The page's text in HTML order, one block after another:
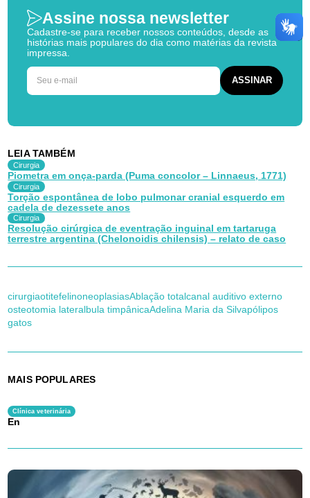
Assine nossa newsletter
Cadastre-se para receber nossos conteúdos, desde as
histórias mais populares do dia como matérias da revista
impressa.
LEIA TAMBÉM
Cirurgia
Piometra em onça-parda (Puma concolor – Linnaeus, 1771)
Cirurgia
Torção espontânea de lobo pulmonar cranial esquerdo em
cadela de dezessete anos
Cirurgia
Resolução cirúrgica de eventração inguinal em tartaruga
terrestre argentina (Chelonoidis chilensis) – relato de caso
cirurgiaotitefelinoneoplasiasAblação totalcanal auditivo externo
osteotomia lateralbula timpânicaAdelina Maria da Silvapólipos
gatos
MAIS POPULARES
Clínica veterinária
En